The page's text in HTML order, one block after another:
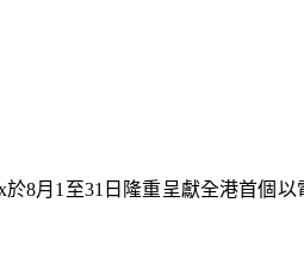
8月1至31日隆重呈獻全港首個